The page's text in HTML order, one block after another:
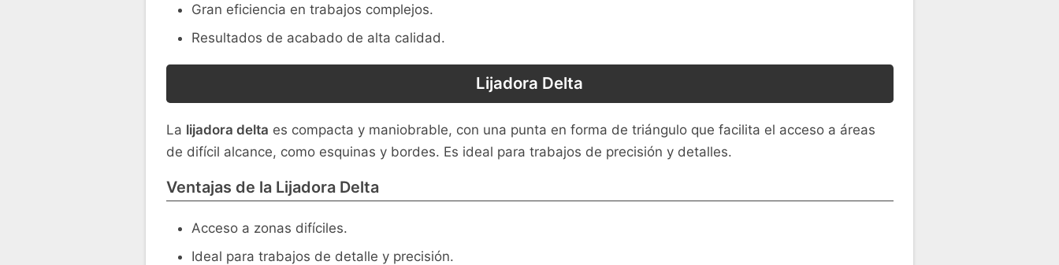
Gran eficiencia en trabajos complejos.
Resultados de acabado de alta calidad.
Lijadora Delta
La lijadora delta es compacta y maniobrable, con una punta en forma de triángulo que facilita el acceso a áreas
de difícil alcance, como esquinas y bordes. Es ideal para trabajos de precisión y detalles.
Ventajas de la Lijadora Delta
Acceso a zonas difíciles.
Ideal para trabajos de detalle y precisión.